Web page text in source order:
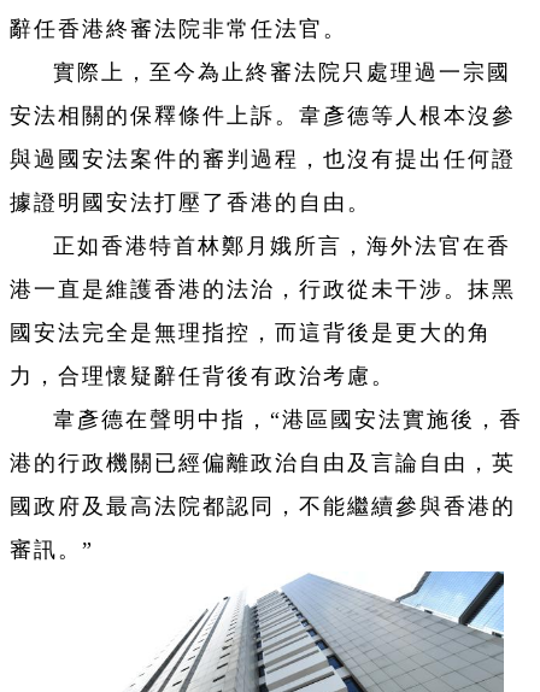
辭任香港終審法院非常任法官。
實際上，至今為止終審法院只處理過一宗國
安法相關的保釋條件上訴。韋彥德等人根本沒參
與過國安法案件的審判過程，也沒有提出任何證
據證明國安法打壓了香港的自由。
正如香港特首林鄭月娥所言，海外法官在香
港一直是維護香港的法治，行政從未干涉。抹黑
國安法完全是無理指控，而這背後是更大的角
力，合理懷疑辭任背後有政治考慮。
韋彥德在聲明中指，“港區國安法實施後，香
港的行政機關已經偏離政治自由及言論自由，英
國政府及最高法院都認同，不能繼續參與香港的
審訊。”